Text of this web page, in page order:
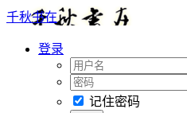
千秋书在
登录
记住密码